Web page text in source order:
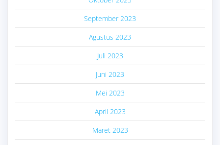
September 2023
Agustus 2023
Juli 2023
Juni 2023
Mei 2023
April 2023
Maret 2023